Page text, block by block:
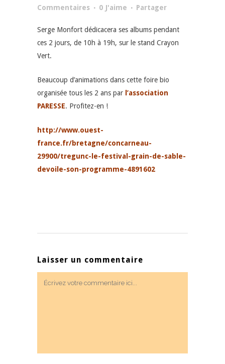
Commentaires
0 J'aime Partager
Serge Monfort dédicacera ses albums pendant
ces 2 jours, de 10h à 19h, sur le stand Crayon
Vert.
Beaucoup d’animations dans cette foire bio
organisée tous les 2 ans par l’association
PARESSE. Profitez-en !
http://www.ouest-
france.fr/bretagne/concarneau-
29900/tregunc-le-festival-grain-de-sable-
devoile-son-programme-4891602
Laisser un commentaire